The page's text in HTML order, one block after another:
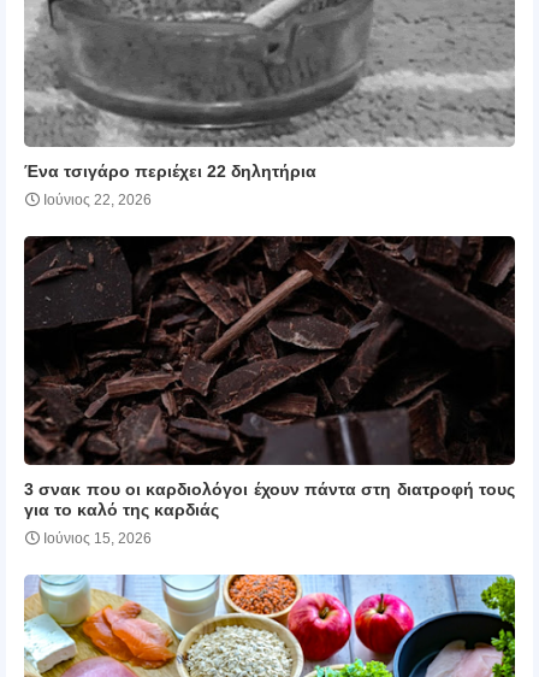
Ένα τσιγάρο περιέχει 22 δηλητήρια
Ιούνιος 22, 2026
3 σνακ που οι καρδιολόγοι έχουν πάντα στη διατροφή τους
για το καλό της καρδιάς
Ιούνιος 15, 2026